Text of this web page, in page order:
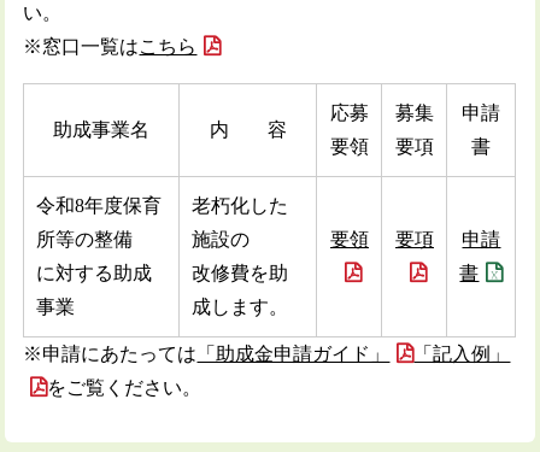
い。
※窓口一覧はこちら
助成事業名 内 容
応募
要領
募集
要項
申請
書
令和8年度保育
所等の整備
に対する助成
事業
老朽化した
施設の
改修費を助
成します。
要領 要項
申請
書
※申請にあたっては 「助成金申請ガイド」
「記入例」
をご覧ください。